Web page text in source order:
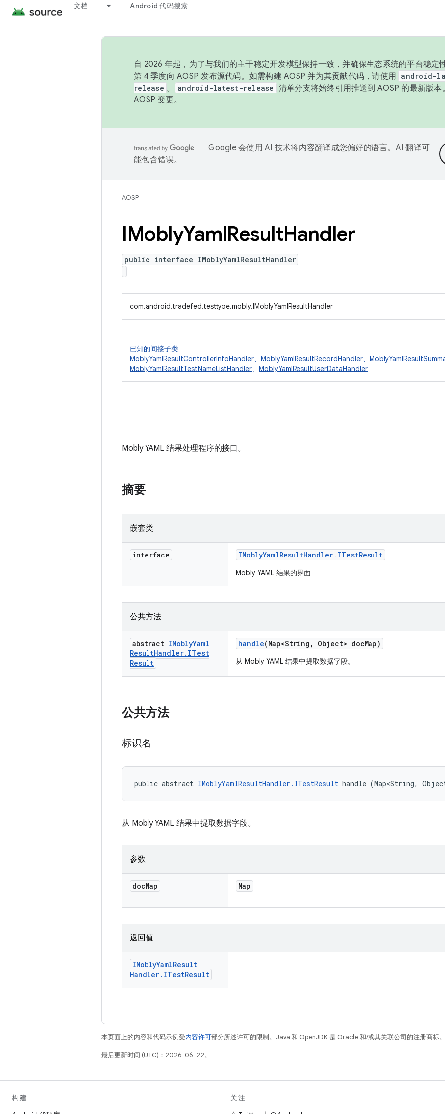
文档 Android 代码搜索
自 2026 年起，为了与我们的主干稳定开发模型保持一致，并确保生态系统的平台稳定
第 4 季度向 AOSP 发布源代码。如需构建 AOSP 并为其贡献代码，请使用 android-
release 。 android-latest-release 清单分支将始终引用推送到 AOSP 的最新版
AOSP 变更。
Google 会使用 AI 技术将内容翻译成您偏好的语言。AI 翻译可
能包含错误。
AOSP
IMoblyYamlResultHandler
public interface IMoblyYamlResultHandler
com.android.tradefed.testtype.mobly.IMoblyYamlResultHandler
已知的间接子类
MoblyYamlResultControllerInfoHandler、 MoblyYamlResultRecordHandler、
MoblyYamlResultTestNameListHandler、 MoblyYamlResultUserDataHandler
Mobly YAML 结果处理程序的接口。
摘要
嵌套类
interface IMoblyYamlResultHandler. ITestResult
Mobly YAML 结果的界面
公共方法
abstract IMoblyYaml
ResultHandler. ITest
Result
handle(Map<String , Object> docMap)
从 Mobly YAML 结果中提取数据字段。
公共方法
标识名
public abstract IMoblyYamlResultHandler.ITestResult handle (Map<String,
从 Mobly YAML 结果中提取数据字段。
参数
docMap Map
返回值
IMoblyYamlResult
Handler. ITestResult
本页面上的内容和代码示例受内容许可部分所述许可的限制。Java 和 OpenJDK 是 Oracle 和/或其关联公司的注册商标。
最后更新时间 (UTC)：2026-06-22。
构建
关注